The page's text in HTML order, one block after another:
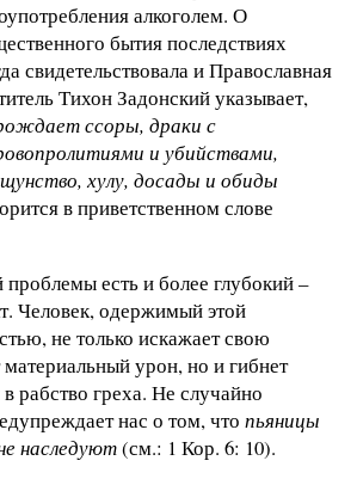
алкоголем. О
бытия последствиях
свидетельствовала и Православная
Тихон Задонский указывает,
ссоры, драки с
и убийствами,
хулу, досады и обиды
в приветственном слове
есть и более глубокий –
Человек, одержимый этой
не только искажает свою
урон, но и гибнет
рабство греха. Не случайно
нас о том, что пьяницы
наследуют(см.: 1 Кор. 6: 10).